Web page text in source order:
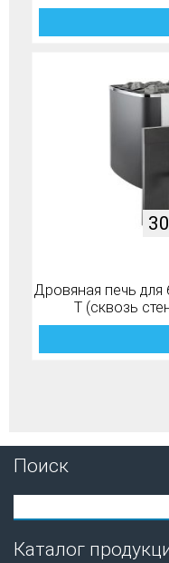
Дровяная печь для
T (сквозь
Поиск
Каталог